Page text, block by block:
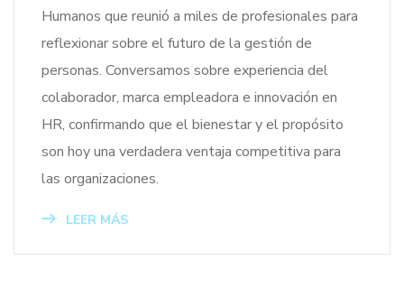
Humanos que reunió a miles de profesionales para
reflexionar sobre el futuro de la gestión de
personas. Conversamos sobre experiencia del
colaborador, marca empleadora e innovación en
HR, confirmando que el bienestar y el propósito
son hoy una verdadera ventaja competitiva para
las organizaciones.
LEER MÁS